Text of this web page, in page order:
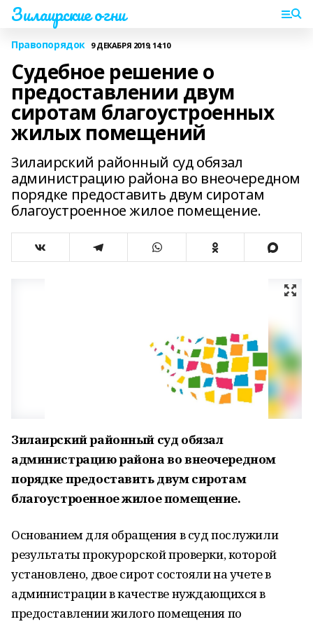
Зилаирские огни
Правопорядок 9 ДЕКАБРЯ 2019, 14:10
Судебное решение о
предоставлении двум
сиротам благоустроенных
жилых помещений
Зилаирский районный суд обязал
администрацию района во внеочередном
порядке предоставить двум сиротам
благоустроенное жилое помещение.
Зилаирский районный суд обязал
администрацию района во внеочередном
порядке предоставить двум сиротам
благоустроенное жилое помещение.
Основанием для обращения в суд послужили
результаты прокурорской проверки, которой
установлено, двое сирот состояли на учете в
администрации в качестве нуждающихся в
предоставлении жилого помещения по